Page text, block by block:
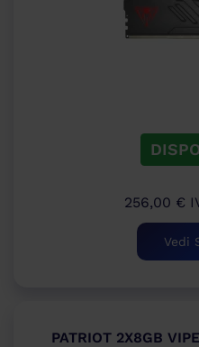
256,00 €
Vedi
PATRIOT 2X8GB